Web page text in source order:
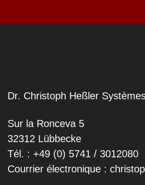
Dr. Christoph Heßler
Sur la Ronceva 5
32312 Lübbecke
Tél. : +49 (0) 5741 / 3012080
Courrier électronique :